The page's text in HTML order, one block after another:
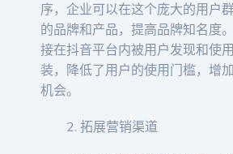
序，企业可以在这个庞大的用户
的品牌和产品，提高品牌知名度
接在抖音平台内被用户发现和使
装，降低了用户的使用门槛，增
机会。
2. 拓展营销渠道